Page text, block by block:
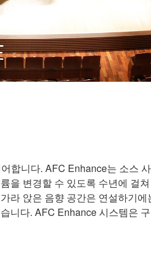
니다. AFC Enhance는 소스
변경할 수 있도록 수년에 걸
앉은 음향 공간은 연설하기
다. AFC Enhance 시스템은